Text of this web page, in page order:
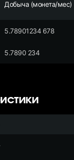
Добыча (монета/мес)
5.78901234 678
5.7890 234